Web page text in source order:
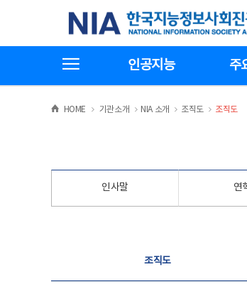
기
한국지능정보사회진흥원
인공지능 주
HOME >
기관소개 >NIA 소개 >
조직도 >
조직도
인사말 연
조직도